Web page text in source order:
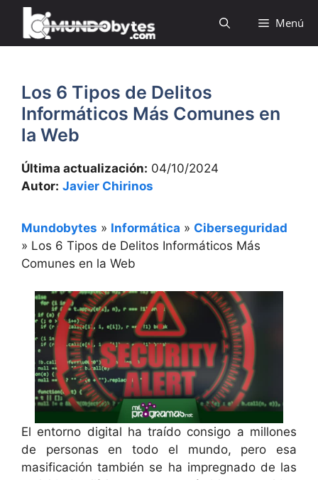
Saltar
contenido
Menú
Los 6 Tipos de Delitos
Informáticos Más Comunes en
la Web
Última actualización: 04/10/2024
Autor: Javier Chirinos
Mundobytes » Informática » Ciberseguridad
» Los 6 Tipos de Delitos Informáticos Más
Comunes en la Web
El entorno digital ha traído consigo a millones
de personas en todo el mundo, pero esa
masificación también se ha impregnado de las